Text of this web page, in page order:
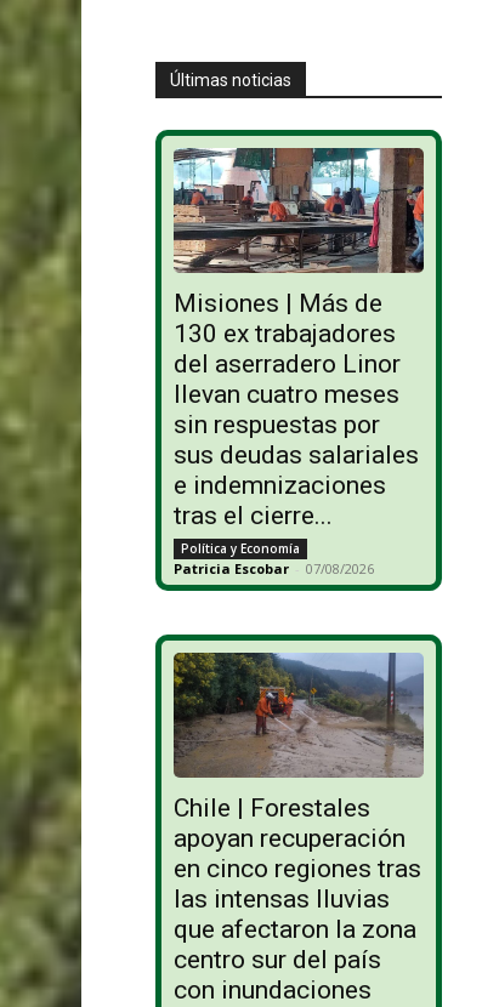
Últimas noticias
Misiones | Más de
130 ex trabajadores
del aserradero Linor
llevan cuatro meses
sin respuestas por
sus deudas salariales
e indemnizaciones
tras el cierre...
Política y Economía
Patricia Escobar - 07/08/2026
Chile | Forestales
apoyan recuperación
en cinco regiones tras
las intensas lluvias
que afectaron la zona
centro sur del país
con inundaciones